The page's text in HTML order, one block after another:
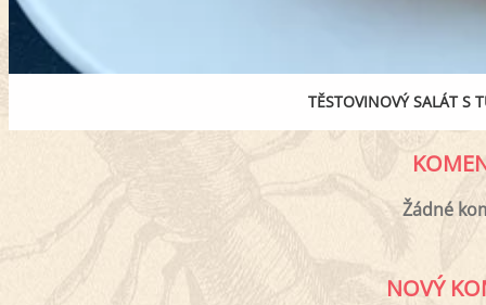
TĚSTOVINOVÝ SALÁT S
Žádné
NOVÝ